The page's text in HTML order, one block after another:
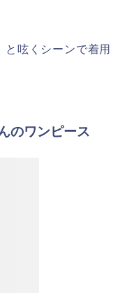
呟くシーンで着用
のワンピース